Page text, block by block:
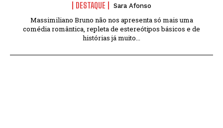
DESTAQUE Sara Afonso
Massimiliano Bruno não nos apresenta só mais uma
comédia romântica, repleta de estereótipos básicos e de
histórias já muito...